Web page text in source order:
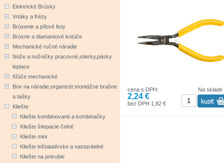
Značka TOPEX je jednou z
značiek ručného náradia v Poľsku.
Na sklade
cena s DPH:
2,24 €
bez DPH 1,82 €
Elektrické Brúsky
Vrtáky a frézy
Brúsenie a pílové listy
Brúsne a diamantové kotúče
Mechanické ručné náradie
Nože a nožničky pracovné,stierky,pásky
lepiace
Kľúče mechanické
Box na náradie,organizér,montážne brašne
a tašky
Kliešte
Kliešte kombinované a kombinačky
Kliešte štiepacie čelné
Kliešte mini
Kliešte inštalatérske a nastavitelné
Kliešte na potrubie